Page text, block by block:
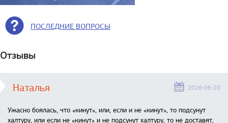
ПОСЛЕДНИЕ ВОПРОСЫ
Отзывы
Наталья 2026-06-20
Ужасно боялась, что «кинут», или, если и не «кинут», то подсунут
халтуру, или если не «кинут» и не подсунут халтуру, то не доставят,